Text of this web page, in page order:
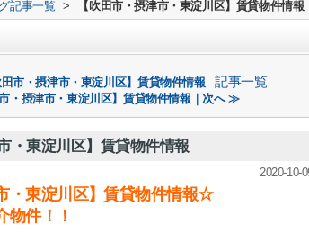
記事一覧 > 【吹田市・摂津市・東淀川区】賃貸物件情報
市・摂津市・東淀川区】賃貸物件情報 記事一覧
市・摂津市・東淀川区】賃貸物件情報｜次へ ≫
・東淀川区】賃貸物件情報
2020-10-
・東淀川区】賃貸物件情報☆
物件！！